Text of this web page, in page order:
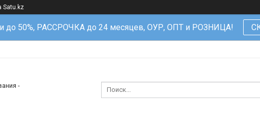
Satu.kz
до 50%, РАССРОЧКА до 24 месяцев, ОУР, ОПТ и РОЗНИЦА!
-